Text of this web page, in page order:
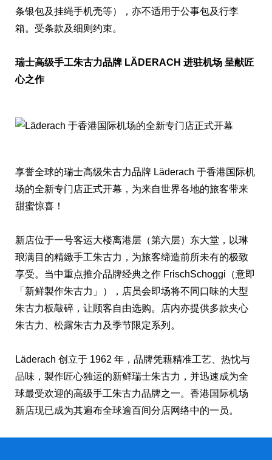
条银包及挂绳手机壳等），亦不适用于公事包及行李
箱。受条款及细则约束。
瑞士高级手工朱古力品牌 LÄDERACH 进驻机场 呈献匠
心之作
享誉全球的瑞士高级朱古力品牌 Läderach 于香港国际机
场的全新专门店正式开幕，为来自世界各地的旅客带来
甜蜜惊喜！
新店位于一号客运大楼离港层（第六层）东大堂，以琳
琅满目的精緻手工朱古力，为旅客缔造前所未有的极致
享受。当中重点推介品牌经典之作 FrischSchoggi（意即
「新鲜製作朱古力」），店员会即场将不同口味的大型
朱古力板敲碎，让顾客自由选购。店内亦提供多款夹心
朱古力、松露朱古力及季节限定系列。
Läderach 创立于 1962 年，品牌凭藉精准工艺、热忱与
品味，製作匠心独运的新鲜瑞士朱古力，并迅速成为全
球最受欢迎的高级手工朱古力品牌之一。香港国际机场
新店现已成为其遍布全球逾百间分店网络中的一员。